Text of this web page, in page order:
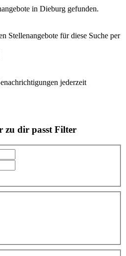
in Dieburg gefunden.
Stellenangebote für diese Suche per
jederzeit
zu dir passt Filter